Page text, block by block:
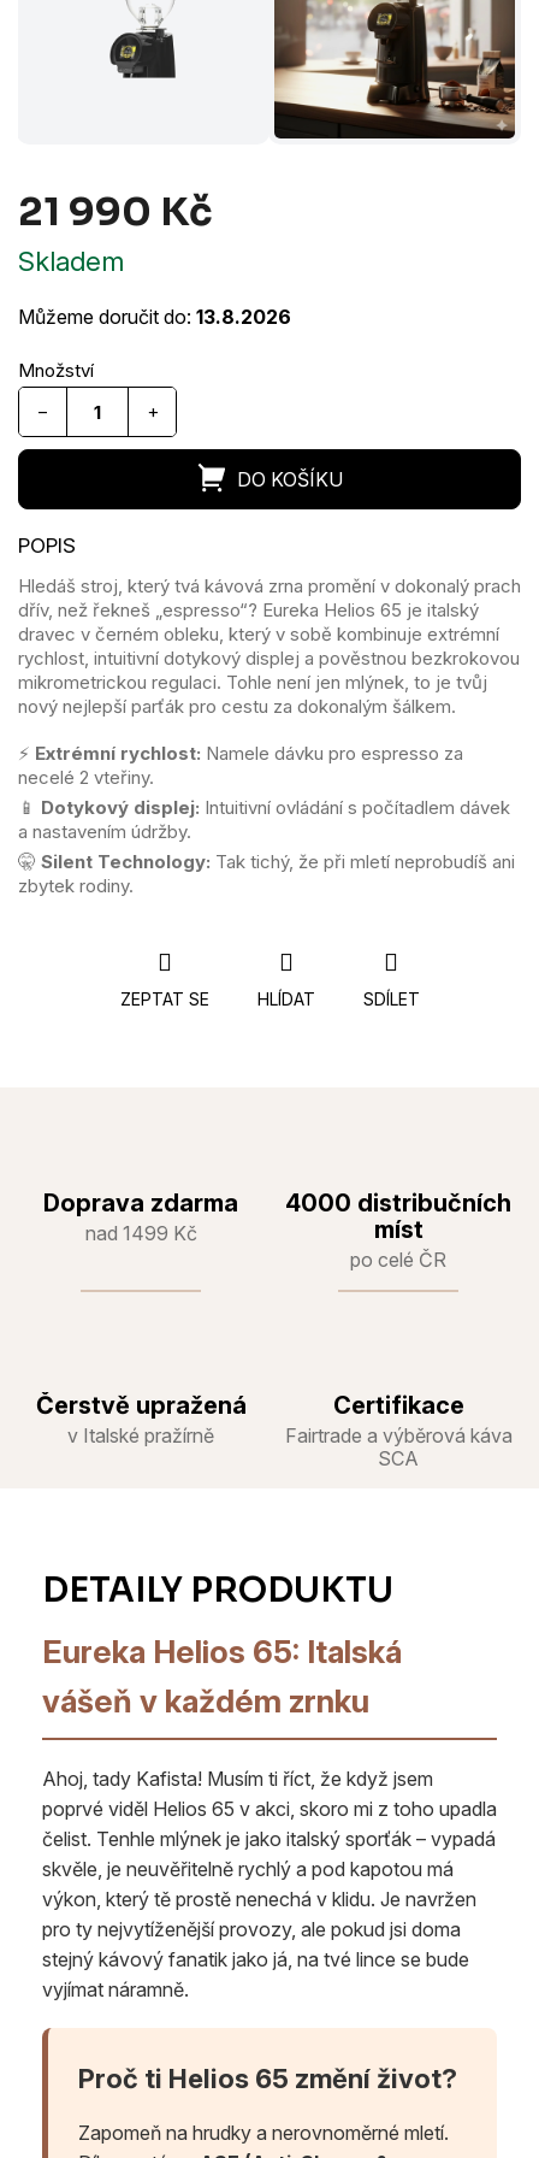
21 990 Kč
Skladem
Můžeme doručit do: 13.8.2026
+
−
Hledáš stroj, který tvá kávová zrna promění v dokonalý prach
dřív, než řekneš „espresso“? Eureka Helios 65 je italský
dravec v černém obleku, který v sobě kombinuje extrémní
rychlost, intuitivní dotykový displej a pověstnou bezkrokovou
mikrometrickou regulaci. Tohle není jen mlýnek, to je tvůj
nový nejlepší parťák pro cestu za dokonalým šálkem.
⚡ Extrémní rychlost: Namele dávku pro espresso za
necelé 2 vteřiny.
📱 Dotykový displej: Intuitivní ovládání s počítadlem dávek
a nastavením údržby.
🤫 Silent Technology: Tak tichý, že při mletí neprobudíš ani
zbytek rodiny.
ZEPTAT SE HLÍDAT SDÍLET
Doprava zdarma
nad 1499 Kč
4000 distribučních
míst
po celé ČR
Čerstvě upražená
v Italské pražírně
Certifikace
Fairtrade a výběrová káva
SCA
Eureka Helios 65: Italská
vášeň v každém zrnku
Ahoj, tady Kafista! Musím ti říct, že když jsem
poprvé viděl Helios 65 v akci, skoro mi z toho upadla
čelist. Tenhle mlýnek je jako italský sporťák – vypadá
skvěle, je neuvěřitelně rychlý a pod kapotou má
výkon, který tě prostě nenechá v klidu. Je navržen
pro ty nejvytíženější provozy, ale pokud jsi doma
stejný kávový fanatik jako já, na tvé lince se bude
vyjímat náramně.
Proč ti Helios 65 změní život?
Zapomeň na hrudky a nerovnoměrné mletí.